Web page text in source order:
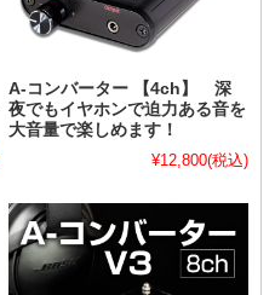
A-コンバーター 【4ch】 深
夜でもイヤホンで迫力ある音を
大音量で楽しめます！
¥12,800(税込)